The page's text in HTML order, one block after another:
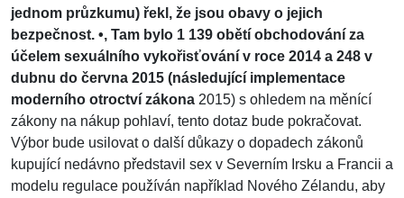
jednom průzkumu) řekl, že jsou obavy o jejich
bezpečnost. •, Tam bylo 1 139 obětí obchodování za
účelem sexuálního vykořisťování v roce 2014 a 248 v
dubnu do června 2015 (následující implementace
moderního otroctví zákona 2015) s ohledem na měnící
zákony na nákup pohlaví, tento dotaz bude pokračovat.
Výbor bude usilovat o další důkazy o dopadech zákonů
kupující nedávno představil sex v Severním Irsku a Francii a
modelu regulace používán například Nového Zélandu, aby